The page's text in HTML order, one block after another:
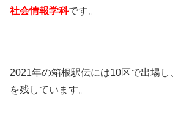
社会情報学科です。
2021年の箱根駅伝には10区で出場し
を残しています。